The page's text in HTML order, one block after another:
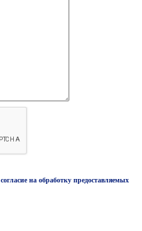
согласие на обработку предоставляемых